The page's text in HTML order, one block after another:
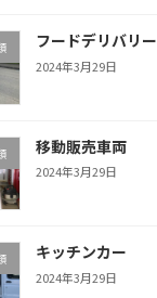
フードデリバリー
2024年3月29日
移動販売車両
2024年3月29日
キッチンカー
2024年3月29日